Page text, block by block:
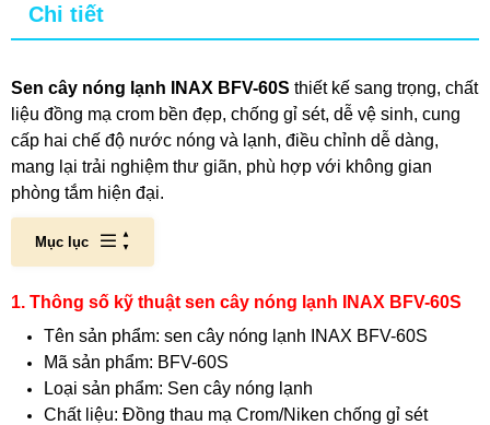
Chi tiết
Sen cây nóng lạnh INAX BFV-60S thiết kế sang trọng, chất
liệu đồng mạ crom bền đẹp, chống gỉ sét, dễ vệ sinh, cung
cấp hai chế độ nước nóng và lạnh, điều chỉnh dễ dàng,
mang lại trải nghiệm thư giãn, phù hợp với không gian
phòng tắm hiện đại.
Mục lục
1. Thông số kỹ thuật sen cây nóng lạnh INAX BFV-60S
Tên sản phẩm: sen cây nóng lạnh INAX BFV-60S
Mã sản phẩm: BFV-60S
Loại sản phẩm: Sen cây nóng lạnh
Chất liệu: Đồng thau mạ Crom/Niken chống gỉ sét